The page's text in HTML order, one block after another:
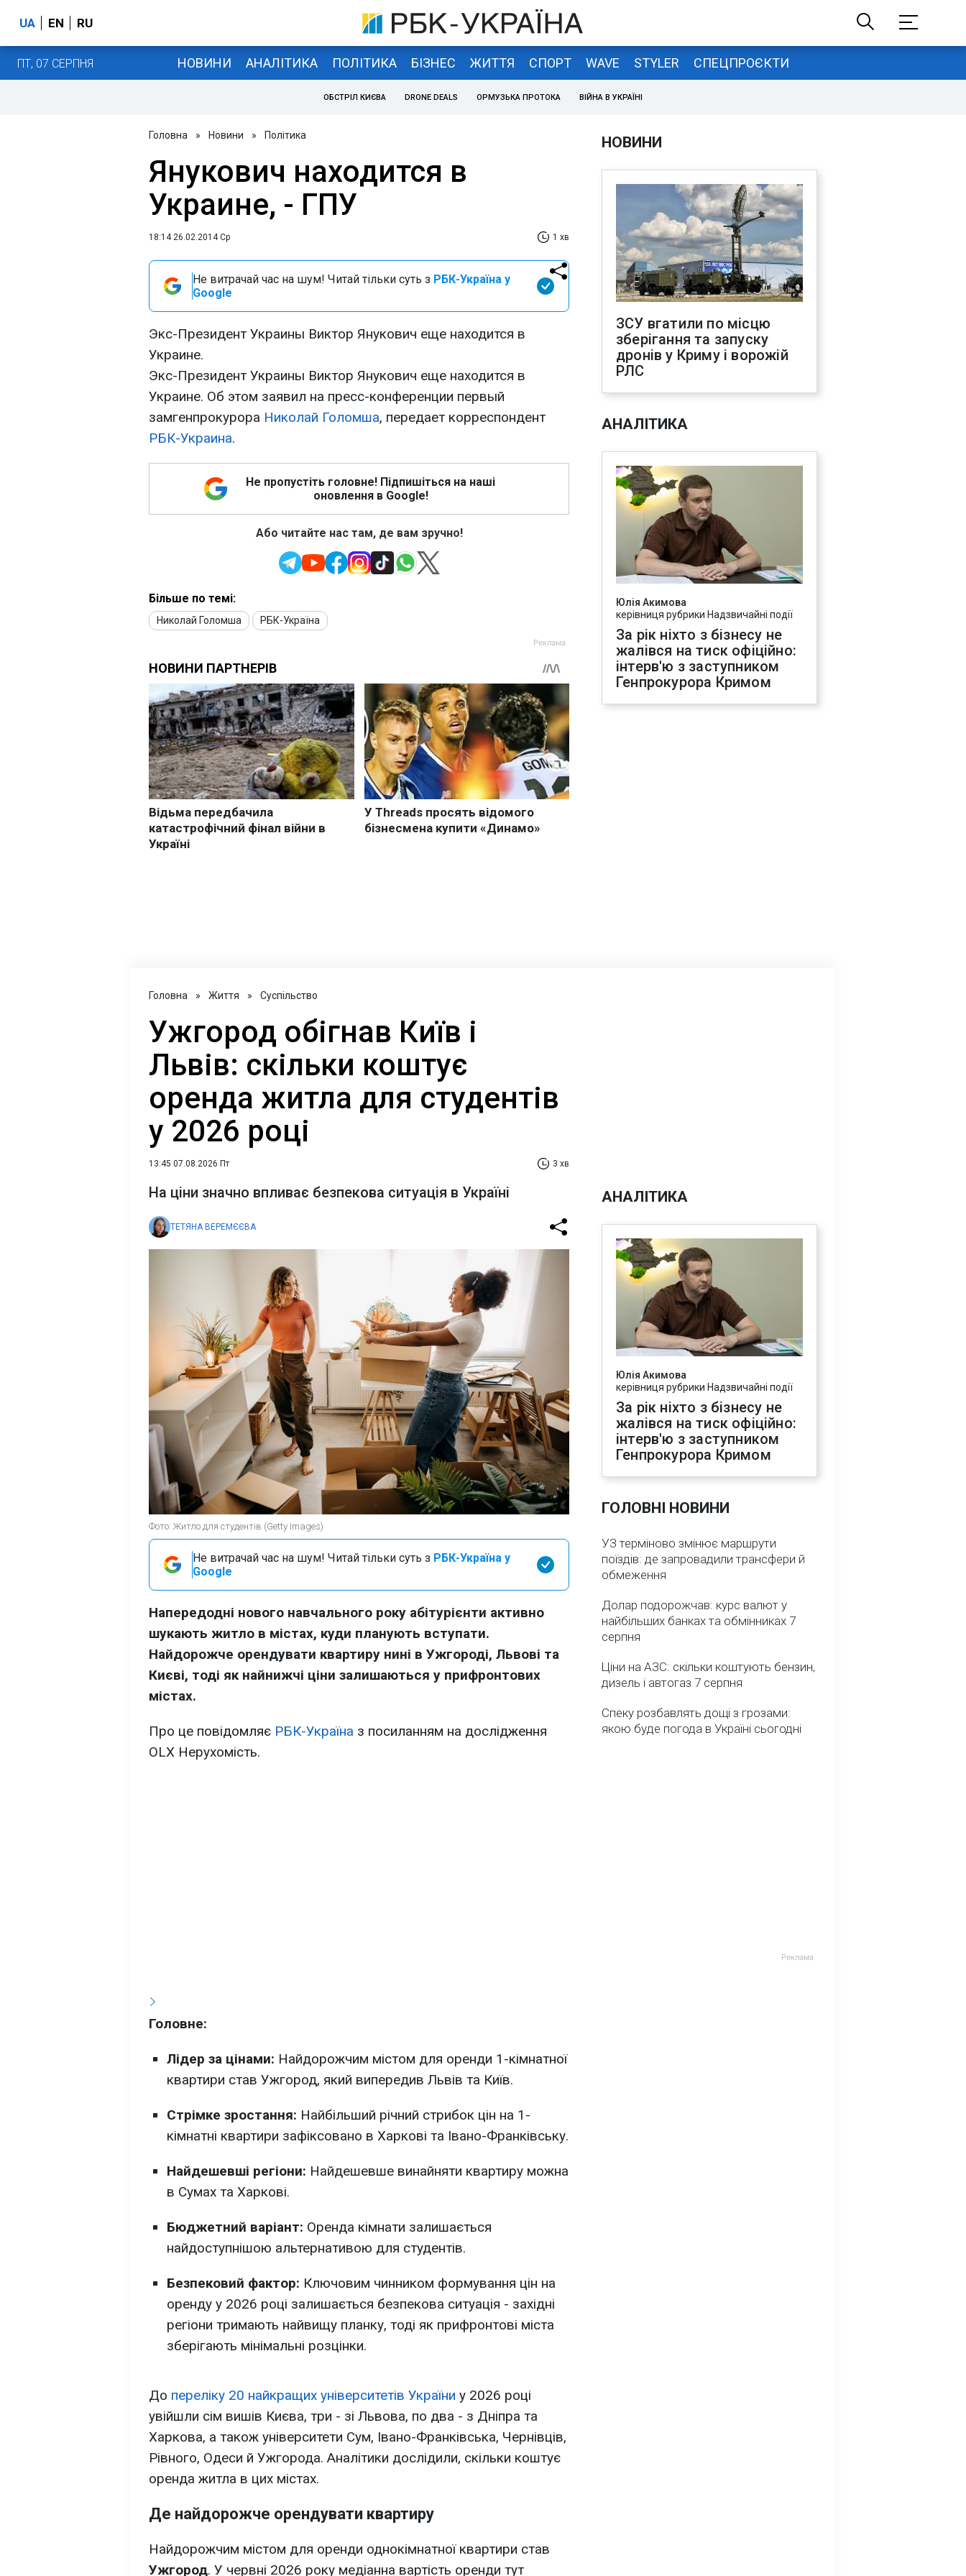
UA EN RU
ПТ, 07 СЕРПНЯ НОВИНИ АНАЛІТИКА ПОЛІТИКА БІЗНЕС ЖИТТЯ СПОРТ WAVE STYLER СПЕЦПРОЄКТИ
ОБСТРІЛ КИЄВА DRONE DEALS ОРМУЗЬКА ПРОТОКА ВІЙНА В УКРАЇНІ
Головна » Новини » Політика
Янукович находится в
Украине, - ГПУ
18:14 26.02.2014 Ср 1 хв
Не витрачай час на шум! Читай тільки суть з РБК-Україна у
Google
Экс-Президент Украины Виктор Янукович еще находится в
Украине.
Экс-Президент Украины Виктор Янукович еще находится в
Украине. Об этом заявил на пресс-конференции первый
замгенпрокурора Николай Голомша, передает корреспондент
РБК-Украина.
Не пропустіть головне! Підпишіться на наші
оновлення в Google!
Або читайте нас там, де вам зручно!
Більше по темі:
Николай Голомша РБК-Україна
НОВИНИ
ЗСУ вгатили по місцю
зберігання та запуску
дронів у Криму і ворожій
РЛС
АНАЛІТИКА
Юлія Акимова
керівниця рубрики Надзвичайні події
За рік ніхто з бізнесу не
жалівся на тиск офіційно:
інтерв'ю з заступником
Генпрокурора Кримом
Головна » Життя » Суспільство
Ужгород обігнав Київ і
Львів: скільки коштує
оренда житла для студентів
у 2026 році
13:45 07.08.2026 Пт 3 хв
На ціни значно впливає безпекова ситуація в Україні
ТЕТЯНА ВЕРЕМЄЄВА
Фото: Житло для студентів (Getty Images)
Не витрачай час на шум! Читай тільки суть з РБК-Україна у
Google
Напередодні нового навчального року абітурієнти активно
шукають житло в містах, куди планують вступати.
Найдорожче орендувати квартиру нині в Ужгороді, Львові та
Києві, тоді як найнижчі ціни залишаються у прифронтових
містах.
Про це повідомляє РБК-Україна з посиланням на дослідження
OLX Нерухомість.
Головне:
Лідер за цінами: Найдорожчим містом для оренди 1-кімнатної
квартири став Ужгород, який випередив Львів та Київ.
Стрімке зростання: Найбільший річний стрибок цін на 1-
кімнатні квартири зафіксовано в Харкові та Івано-Франківську.
Найдешевші регіони: Найдешевше винайняти квартиру можна
в Сумах та Харкові.
Бюджетний варіант: Оренда кімнати залишається
найдоступнішою альтернативою для студентів.
Безпековий фактор: Ключовим чинником формування цін на
оренду у 2026 році залишається безпекова ситуація - західні
регіони тримають найвищу планку, тоді як прифронтові міста
зберігають мінімальні розцінки.
До переліку 20 найкращих університетів України у 2026 році
увійшли сім вишів Києва, три - зі Львова, по два - з Дніпра та
Харкова, а також університети Сум, Івано-Франківська, Чернівців,
Рівного, Одеси й Ужгорода. Аналітики дослідили, скільки коштує
оренда житла в цих містах.
Де найдорожче орендувати квартиру
Найдорожчим містом для оренди однокімнатної квартири став
Ужгород. У червні 2026 року медіанна вартість оренди тут
АНАЛІТИКА
Юлія Акимова
керівниця рубрики Надзвичайні події
За рік ніхто з бізнесу не
жалівся на тиск офіційно:
інтерв'ю з заступником
Генпрокурора Кримом
ГОЛОВНІ НОВИНИ
УЗ терміново змінює маршрути
поїздів: де запровадили трансфери й
обмеження
Долар подорожчав: курс валют у
найбільших банках та обмінниках 7
серпня
Ціни на АЗС: скільки коштують бензин,
дизель і автогаз 7 серпня
Спеку розбавлять дощі з грозами:
якою буде погода в Україні сьогодні